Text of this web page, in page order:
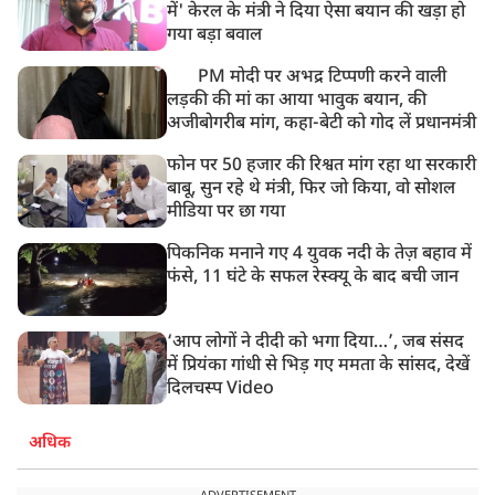
बसपा के इकलौते विधायक उमाशंकर सिंह का देर रात निधन,
आज बलिया में होगा अंतिम संस्कार
में' केरल के मंत्री ने दिया ऐसा बयान की खड़ा हो
गया बड़ा बवाल
PM मोदी पर अभद्र टिप्पणी करने वाली
लड़की की मां का आया भावुक बयान, की
अजीबोगरीब मांग, कहा-बेटी को गोद लें प्रधानमंत्री
फोन पर 50 हजार की रिश्वत मांग रहा था सरकारी
बाबू, सुन रहे थे मंत्री, फिर जो किया, वो सोशल
मीडिया पर छा गया
पिकनिक मनाने गए 4 युवक नदी के तेज़ बहाव में
फंसे, 11 घंटे के सफल रेस्क्यू के बाद बची जान
‘आप लोगों ने दीदी को भगा दिया…’, जब संसद
में प्रियंका गांधी से भिड़ गए ममता के सांसद, देखें
दिलचस्प Video
अधिक